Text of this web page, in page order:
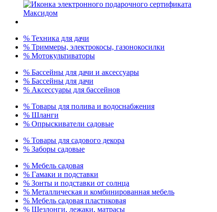
% Техника для дачи
% Триммеры, электрокосы, газонокосилки
% Мотокультиваторы
% Бассейны для дачи и аксессуары
% Бассейны для дачи
% Аксессуары для бассейнов
% Товары для полива и водоснабжения
% Шланги
% Опрыскиватели садовые
% Товары для садового декора
% Заборы садовые
% Мебель садовая
% Гамаки и подставки
% Зонты и подставки от солнца
% Металлическая и комбинированная мебель
% Мебель садовая пластиковая
% Шезлонги, лежаки, матрасы